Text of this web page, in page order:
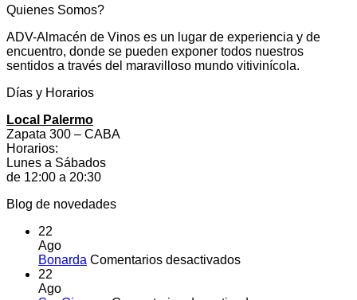
Quienes Somos?
ADV-Almacén de Vinos es un lugar de experiencia y de
encuentro, donde se pueden exponer todos nuestros
sentidos a través del maravilloso mundo vitivinícola.
Días y Horarios
Local Palermo
Zapata 300 – CABA
Horarios:
Lunes a Sábados
de 12:00 a 20:30
Blog de novedades
22
Ago
Bonarda Comentarios desactivadosen
22
Ago